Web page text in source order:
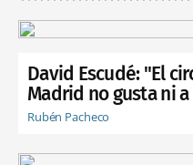
David Escudé: "El
Madrid no gusta ni
Rubén Pacheco